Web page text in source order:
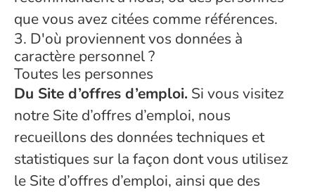
que vous avez citées comme références.
3. D'où proviennent vos données à
caractère personnel ?
Toutes les personnes
Du Site d’offres d’emploi. Si vous visitez
notre Site d’offres d’emploi, nous
recueillons des données techniques et
statistiques sur la façon dont vous utilisez
le Site d’offres d’emploi, ainsi que des